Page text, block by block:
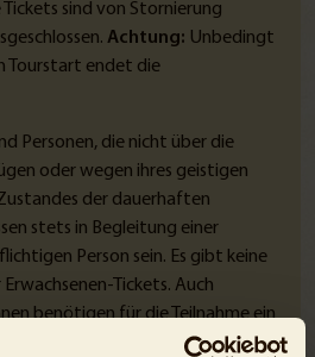
sind von Stornierung
Achtung: Unbedingt
Tourstart endet die
Personen, die nicht über die
oder wegen ihres geistigen
der dauerhaften
stets in Begleitung einer
Person sein. Es gibt keine
Tickets. Auch
benötigen für die Teilnahme ein
Hunde sind bei der Tour nicht